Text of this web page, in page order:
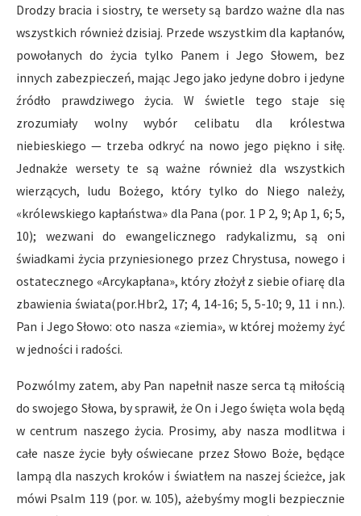
Drodzy bracia i siostry, te wersety są bardzo ważne dla nas
wszystkich również dzisiaj. Przede wszystkim dla kapłanów,
powołanych do życia tylko Panem i Jego Słowem, bez
innych zabezpieczeń, mając Jego jako jedyne dobro i jedyne
źródło prawdziwego życia. W świetle tego staje się
zrozumiały wolny wybór celibatu dla królestwa
niebieskiego — trzeba odkryć na nowo jego piękno i siłę.
Jednakże wersety te są ważne również dla wszystkich
wierzących, ludu Bożego, który tylko do Niego należy,
«królewskiego kapłaństwa» dla Pana (por. 1 P 2, 9; Ap 1, 6; 5,
10); wezwani do ewangelicznego radykalizmu, są oni
świadkami życia przyniesionego przez Chrystusa, nowego i
ostatecznego «Arcykapłana», który złożył z siebie ofiarę dla
zbawienia świata(por.Hbr2, 17; 4, 14-16; 5, 5-10; 9, 11 i nn.).
Pan i Jego Słowo: oto nasza «ziemia», w której możemy żyć
w jedności i radości.
Pozwólmy zatem, aby Pan napełnił nasze serca tą miłością
do swojego Słowa, by sprawił, że On i Jego święta wola będą
w centrum naszego życia. Prosimy, aby nasza modlitwa i
całe nasze życie były oświecane przez Słowo Boże, będące
lampą dla naszych kroków i światłem na naszej ścieżce, jak
mówi Psalm 119 (por. w. 105), ażebyśmy mogli bezpiecznie